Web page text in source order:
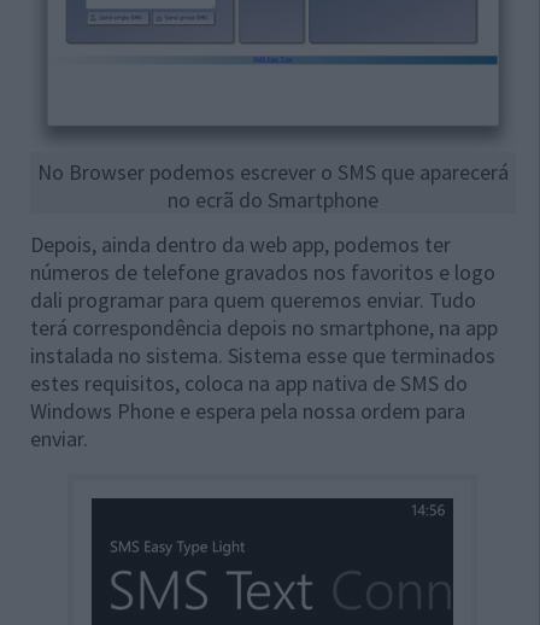
No Browser podemos escrever o SMS que aparecerá
no ecrã do Smartphone
Depois, ainda dentro da web app, podemos ter
números de telefone gravados nos favoritos e logo
dali programar para quem queremos enviar. Tudo
terá correspondência depois no smartphone, na app
instalada no sistema. Sistema esse que terminados
estes requisitos, coloca na app nativa de SMS do
Windows Phone e espera pela nossa ordem para
enviar.